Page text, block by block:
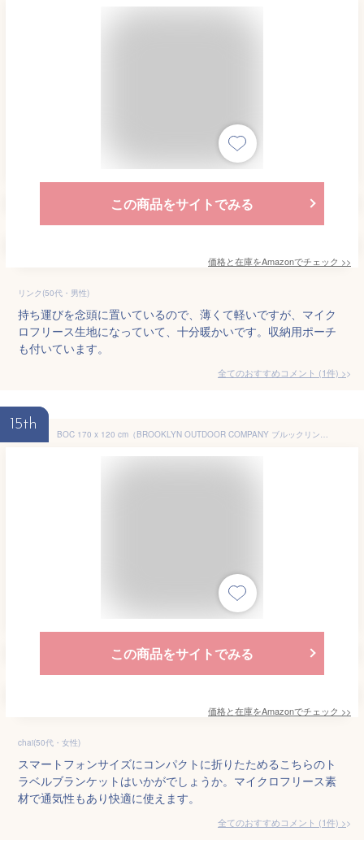
この商品をサイトでみる
価格と在庫をAmazonでチェック >>
リンク(50代・男性)
持ち運びを念頭に置いているので、薄くて軽いですが、マイク
ロフリース生地になっていて、十分暖かいです。収納用ポーチ
も付いています。
全てのおすすめコメント (1件) >
15th
BOC 170 x 120 cm（BROOKLYN OUTDOOR COMPANY ブルックリンアウトドアカンパニー）防災 機内 旅行用 トラベル ブランケット 収納袋付属 コンパクト アウトドア キャンプ バックパッキング フリース ベロア NY発 (ベロア/ウォームグレー)
この商品をサイトでみる
価格と在庫をAmazonでチェック >>
chai(50代・女性)
スマートフォンサイズにコンパクトに折りたためるこちらのト
ラベルブランケットはいかがでしょうか。マイクロフリース素
材で通気性もあり快適に使えます。
全てのおすすめコメント (1件) >